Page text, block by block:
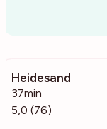
Heidesand
37min
5,0 (76)